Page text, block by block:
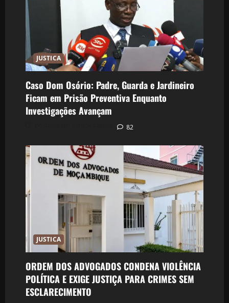
JUSTICA
Caso Dom Osório: Padre, Guarda e Jardineiro
Ficam em Prisão Preventiva Enquanto
Investigações Avançam
82
JUSTICA
ORDEM DOS ADVOGADOS CONDENA VIOLÊNCIA
POLÍTICA E EXIGE JUSTIÇA PARA CRIMES SEM
ESCLARECIMENTO